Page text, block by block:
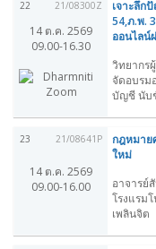
22 21/08300Z
14 ต.ค. 2569
09.00-16.30
เจาะลึก
54,ภ.พ.
ออนไลน์
วิทยากร
จัดอบรม
บัญชี นับ
23 21/08641P
14 ต.ค. 2569
09.00-16.00
กฎหมาย
ใหม่
อาจารย์
โรงแรม
เพลินจิต